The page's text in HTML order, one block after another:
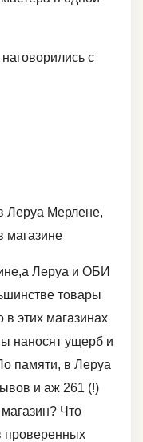
с
Леруа Мерлене,
магазине
Леруа и ОБИ
товары
в этих магазинах
наносят ущерб и
памяти, в Леруа
и аж 261 (!)
Что
проверенных